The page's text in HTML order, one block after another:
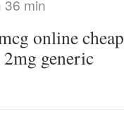
36 min
online
generic